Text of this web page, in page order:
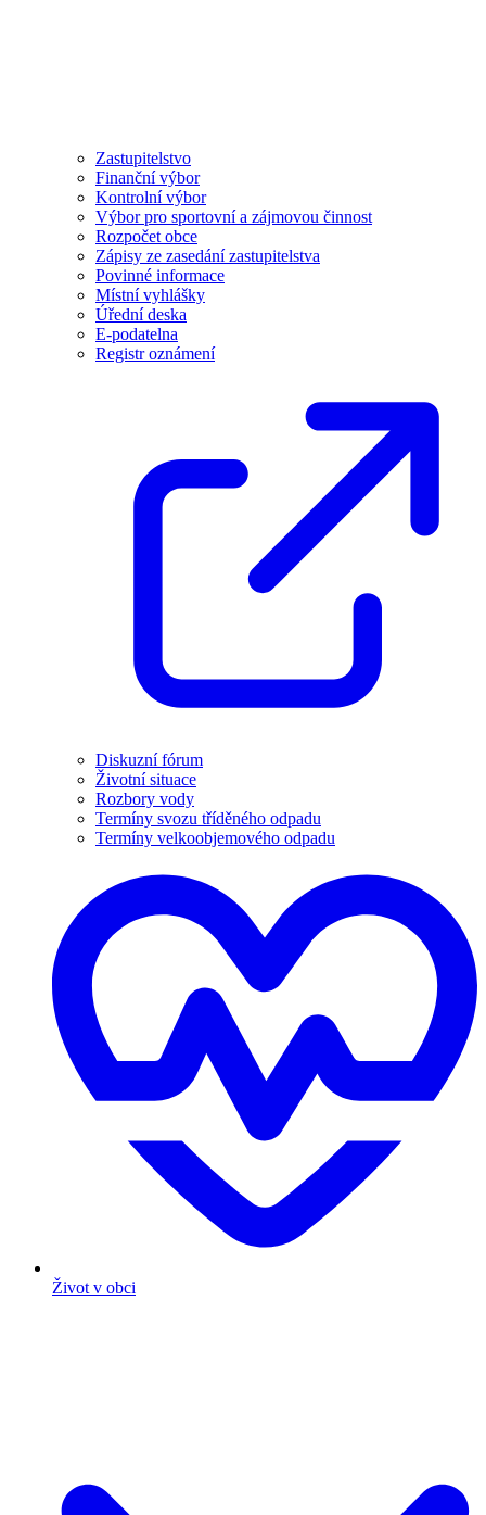
Zastupitelstvo
Finanční výbor
Kontrolní výbor
Výbor pro sportovní a zájmovou činnost
Rozpočet obce
Zápisy ze zasedání zastupitelstva
Povinné informace
Místní vyhlášky
Úřední deska
E-podatelna
Registr oznámení
Diskuzní fórum
Životní situace
Rozbory vody
Termíny svozu tříděného odpadu
Termíny velkoobjemového odpadu
Život v obci